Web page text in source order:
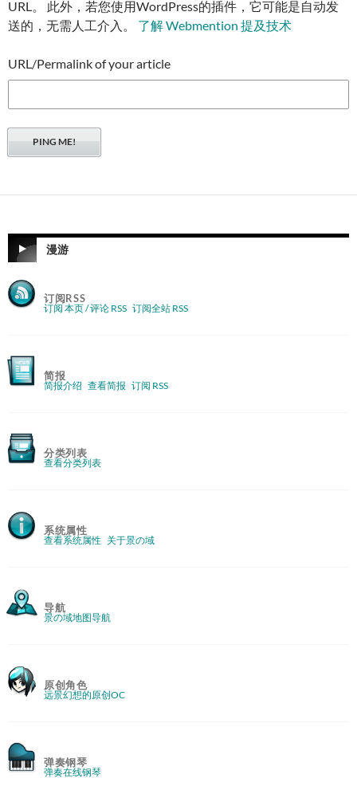
URL。 此外，若您使用WordPress的插件，它可能是自动发
送的，无需人工介入。 了解 Webmention 提及技术
URL/Permalink of your article
漫游
订阅RSS
订阅 本页 / 评论 RSS 订阅全站 RSS
简报
简报介绍 查看简报 订阅 RSS
分类列表
查看分类列表
系统属性
查看系统属性 关于景の域
导航
景の域地图导航
原创角色
远景幻想的原创OC
弹奏钢琴
弹奏在线钢琴